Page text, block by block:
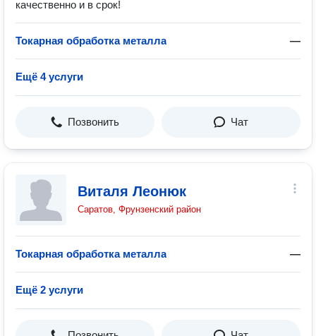
качественно и в срок!
Токарная обработка металла —
Ещё 4 услуги
Позвонить Чат
Виталя Леонюк
Саратов, Фрунзенский район
Токарная обработка металла —
Ещё 2 услуги